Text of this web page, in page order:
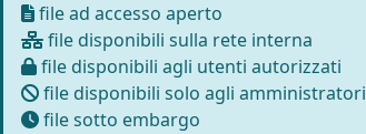
file ad accesso aperto
file disponibili sulla rete interna
file disponibili agli utenti autorizzati
file disponibili solo agli amministratori
file sotto embargo